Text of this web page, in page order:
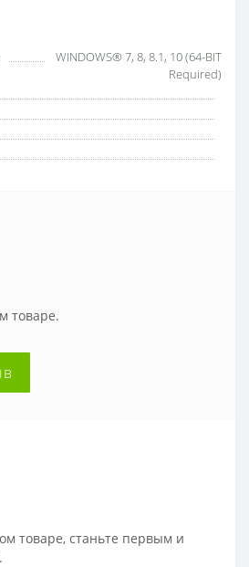
WINDOWS® 7, 8, 8.1, 10 (64-BIT
Required)
товаре.
товаре, станьте первым и